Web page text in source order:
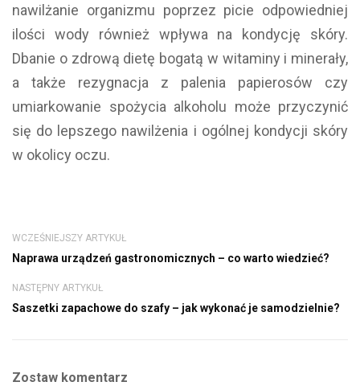
nawilżanie organizmu poprzez picie odpowiedniej
ilości wody również wpływa na kondycję skóry.
Dbanie o zdrową dietę bogatą w witaminy i minerały,
a także rezygnacja z palenia papierosów czy
umiarkowanie spożycia alkoholu może przyczynić
się do lepszego nawilżenia i ogólnej kondycji skóry
w okolicy oczu.
WCZEŚNIEJSZY ARTYKUŁ
Naprawa urządzeń gastronomicznych – co warto wiedzieć?
NASTĘPNY ARTYKUŁ
Saszetki zapachowe do szafy – jak wykonać je samodzielnie?
Zostaw komentarz